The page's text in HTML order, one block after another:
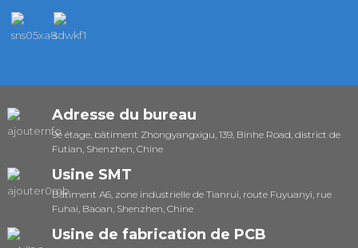
Adresse du bureau
9e étage, bâtiment Zhongyangxigu, 139, Binhe Road, district de
Futian, Shenzhen, Chine
Usine SMT
Bâtiment A6, zone industrielle de Tianrui, route Fuyuanyi, rue
Fuhai, Baoan, Shenzhen, Chine
Usine de fabrication de PCB